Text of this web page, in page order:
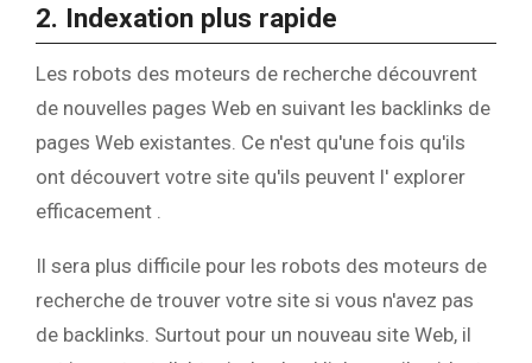
2. Indexation plus rapide
Les robots des moteurs de recherche découvrent
de nouvelles pages Web en suivant les backlinks de
pages Web existantes. Ce n'est qu'une fois qu'ils
ont découvert votre site qu'ils peuvent l' explorer
efficacement .
Il sera plus difficile pour les robots des moteurs de
recherche de trouver votre site si vous n'avez pas
de backlinks. Surtout pour un nouveau site Web, il